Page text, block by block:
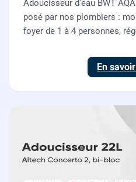
Adoucisseur d'eau BWT
posé par nos plombiers :
foyer de 1 à 4 personnes,
toute la maison du calcaire.
En